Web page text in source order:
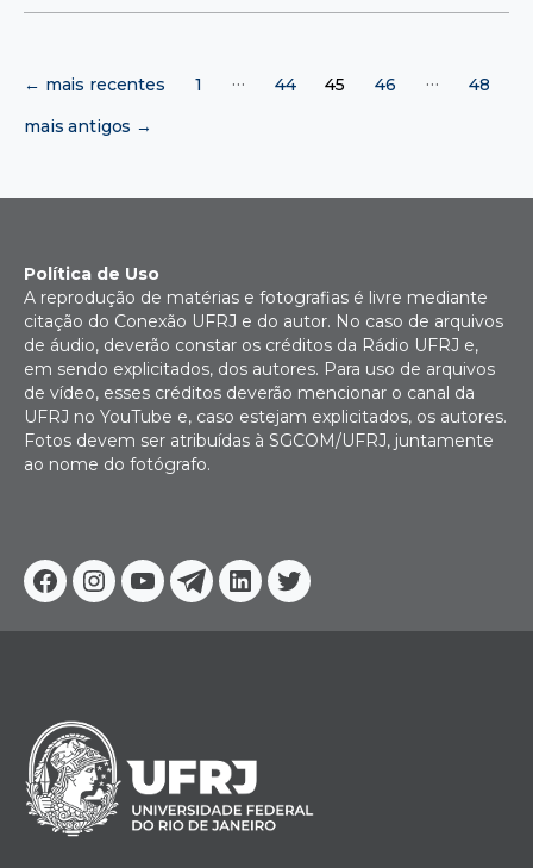
de
posts
← mais recentes 1 … 44 45 46 …
48
mais antigos →
Facebook
Instagram
YoutubeTelegram
Linkedin
Twitter
Política de Uso
A reprodução de matérias e fotografias é livre mediante
citação do Conexão UFRJ e do autor. No caso de arquivos
de áudio, deverão constar os créditos da Rádio UFRJ e,
em sendo explicitados, dos autores. Para uso de arquivos
de vídeo, esses créditos deverão mencionar o canal da
UFRJ no YouTube e, caso estejam explicitados, os autores.
Fotos devem ser atribuídas à SGCOM/UFRJ, juntamente
ao nome do fotógrafo.